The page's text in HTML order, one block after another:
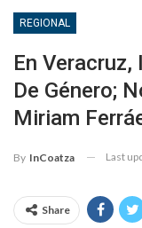
REGIONAL
En
De Género;
Miriam
By InCoatza Last
Share